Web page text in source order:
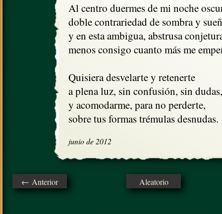
Al centro duermes de mi noche
doble contrariedad de sombra y
y en esta ambigua, abstrusa
menos consigo cuanto más me
Quisiera desvelarte y retenerte
a plena luz, sin confusión, sin dudas,
y acomodarme, para no perderte,
sobre tus formas trémulas desnudas.
junio de 2012
← Anterior Aleatorio